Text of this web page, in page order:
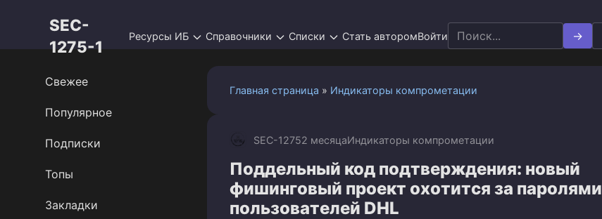
SEC-
1275-1
Ресурсы ИБ Справочники Списки Стать авторомВойти Search
for:
Главная страница » Индикаторы компрометации
SEC-12752 месяцаИндикаторы компрометации
Поддельный код подтверждения: новый
фишинговый проект охотится за паролями
пользователей DHL
Свежее
Популярное
Подписки
Топы
Закладки